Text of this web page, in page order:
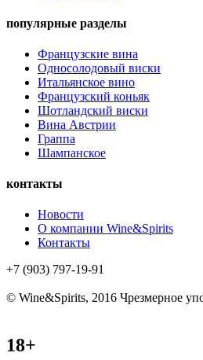
популярные разделы
Французские вина
Односолодовый виски
Итальянское вино
Французский коньяк
Шотландский виски
Вина Австрии
Граппа
Шампанское
контакты
Новости
О компании Wine&Spirits
Контакты
+7 (903) 797-19-91
© Wine&Spirits, 2016 Чрезмерное
18+